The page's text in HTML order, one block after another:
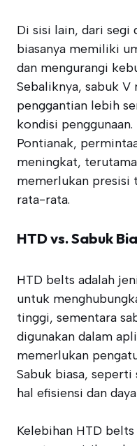
Di sisi lain, dari segi
biasanya memiliki
dan mengurangi
Sebaliknya, sabuk
penggantian lebih
kondisi
Pontianak,
meningkat,
memerlukan presisi
rata-rata.
HTD vs. Sabuk
HTD belts adalah
untuk
tinggi, sementara
digunakan dalam
memerlukan
Sabuk biasa, seperti
hal efisiensi dan
Kelebihan HTD